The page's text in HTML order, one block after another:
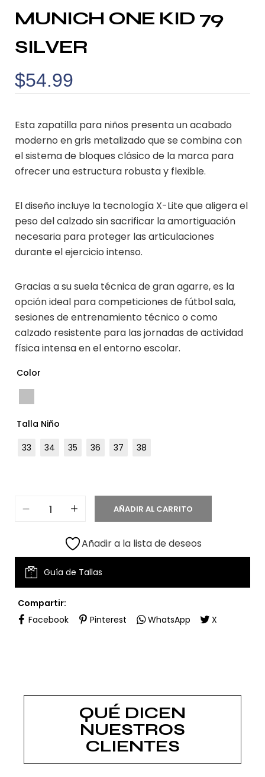
MUNICH ONE KID 79
SILVER
$54.99
Esta zapatilla para niños presenta un acabado
moderno en gris metalizado que se combina con
el sistema de bloques clásico de la marca para
ofrecer una estructura robusta y flexible.
El diseño incluye la tecnología X-Lite que aligera el
peso del calzado sin sacrificar la amortiguación
necesaria para proteger las articulaciones
durante el ejercicio intenso.
Gracias a su suela técnica de gran agarre, es la
opción ideal para competiciones de fútbol sala,
sesiones de entrenamiento técnico o como
calzado resistente para las jornadas de actividad
física intensa en el entorno escolar.
Color
Talla Niño
33
34 35 36 37 38
AÑADIR AL CARRITO
Añadir a la lista de deseos
Guía de Tallas
Compartir:
Facebook
Pinterest WhatsApp X
QUÉ DICEN
NUESTROS
CLIENTES